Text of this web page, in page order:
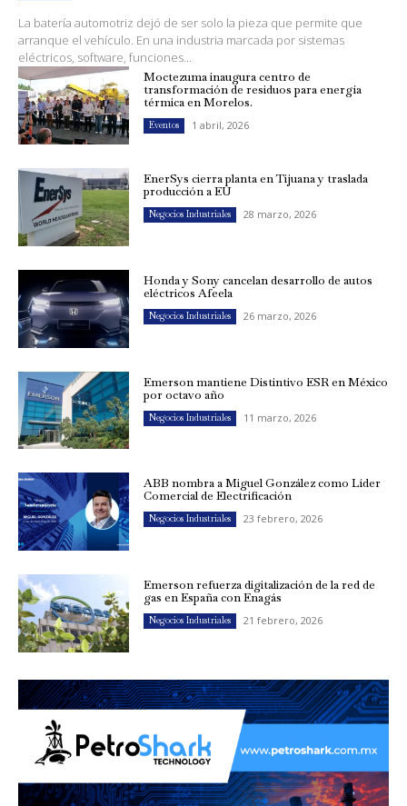
La batería automotriz dejó de ser solo la pieza que permite que
arranque el vehículo. En una industria marcada por sistemas
eléctricos, software, funciones...
Moctezuma inaugura centro de
transformación de residuos para energía
térmica en Morelos.
Eventos 1 abril, 2026
EnerSys cierra planta en Tijuana y traslada
producción a EU
Negocios Industriales 28 marzo, 2026
Honda y Sony cancelan desarrollo de autos
eléctricos Afeela
Negocios Industriales 26 marzo, 2026
Emerson mantiene Distintivo ESR en México
por octavo año
Negocios Industriales 11 marzo, 2026
ABB nombra a Miguel González como Líder
Comercial de Electrificación
Negocios Industriales 23 febrero, 2026
Emerson refuerza digitalización de la red de
gas en España con Enagás
Negocios Industriales 21 febrero, 2026